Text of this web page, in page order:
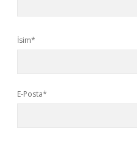
İsim*
E-Posta*